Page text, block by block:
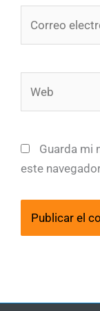
electrónico*
Guarda mi
este